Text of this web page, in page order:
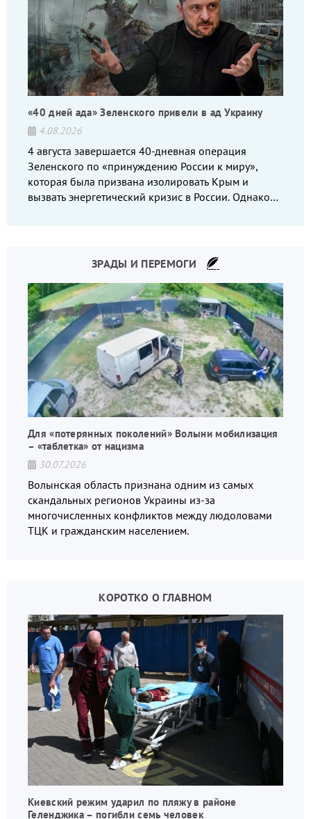
«40 дней ада» Зеленского привели в ад Украину
4.08.2026
4 августа завершается 40-дневная операция
Зеленского по «принуждению России к миру»,
которая была призвана изолировать Крым и
вызвать энергетический кризис в России. Однако
ЗРАДЫ И ПЕРЕМОГИ
Для «потерянных поколений» Волыни мобилизация
– «таблетка» от нацизма
30.07.2026
Волынская область признана одним из самых
скандальных регионов Украины из-за
многочисленных конфликтов между людоловами
ТЦК и гражданским населением.
КОРОТКО О ГЛАВНОМ
Киевский режим ударил по пляжу в районе
Геленджика – погибли семь человек